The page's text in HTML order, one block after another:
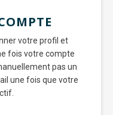
votre profil et
fois votre compte
pas un
une fois que votre